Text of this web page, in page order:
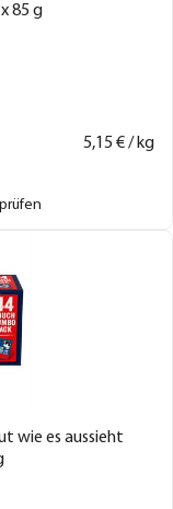
85 g
5,15€ / kg
wie es aussieht